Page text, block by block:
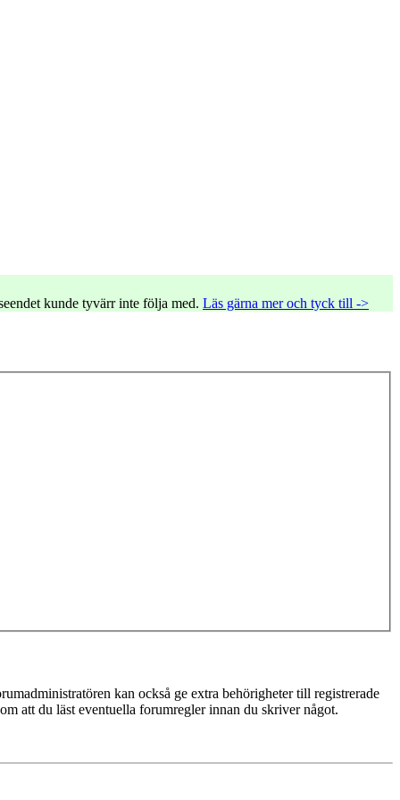
kunde tyvärr inte följa med. Läs gärna mer och tyck till ->
kan också ge extra behörigheter till registrerade
att du läst eventuella forumregler innan du skriver något.